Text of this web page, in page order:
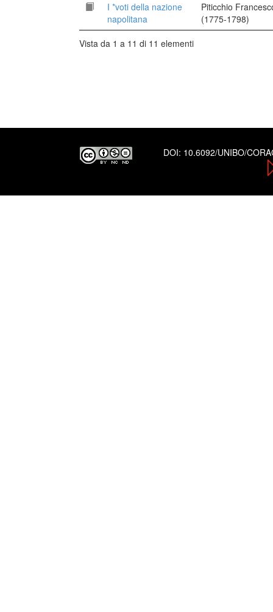
I *voti della nazione
napolitana
Piticchio
(1775-1798)
Vista da 1 a 11 di 11 elementi
DOI: 10.6092/UNIBO/